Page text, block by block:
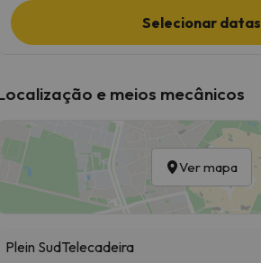
Selecionar datas
e meios mecânicos
Ver mapa
Plein SudTelecadeira